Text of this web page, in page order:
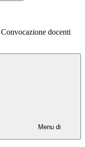
docenti
Menu di